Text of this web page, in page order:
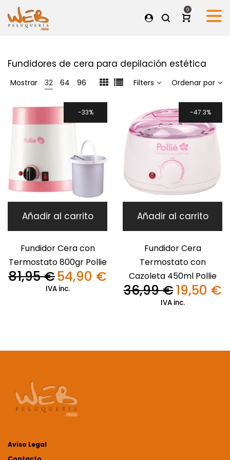
0
Fundidores de cera para depilación estética
Mostrar 32 64 96 Filters Ordenar por
33%
Añadir al carrito
Fundidor Cera con
Termostato 800gr Pollie
81,95€ El
precio
54,90 €
precio
actual
IVA inc.
47.3%
Añadir al carrito
Fundidor Cera
Termostato con
Cazoleta 450ml Pollie
36,99€
precio
19,50 €El
IVA inc.
Aviso Legal